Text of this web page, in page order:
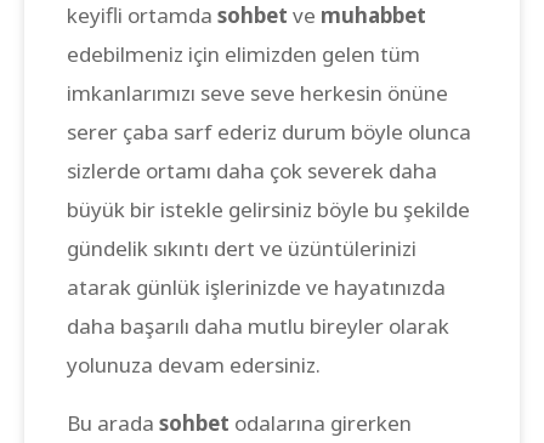
keyifli ortamda sohbet ve muhabbet
edebilmeniz için elimizden gelen tüm
imkanlarımızı seve seve herkesin önüne
serer çaba sarf ederiz durum böyle olunca
sizlerde ortamı daha çok severek daha
büyük bir istekle gelirsiniz böyle bu şekilde
gündelik sıkıntı dert ve üzüntülerinizi
atarak günlük işlerinizde ve hayatınızda
daha başarılı daha mutlu bireyler olarak
yolunuza devam edersiniz.
Bu arada sohbet odalarına girerken